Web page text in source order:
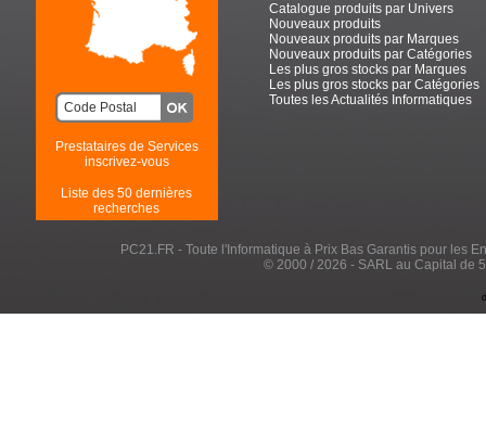
Prestataires de Services
inscrivez-vous
Liste des 50 dernières
recherches
Catalogue produits par Univers
Nouveaux produits
Nouveaux produits par Marques
Nouveaux produits par Catégories
Les plus gros stocks par Marques
Les plus gros stocks par Catégories
Toutes les Actualités Informatiques
PC21.FR - Toute l'Informatique à Prix Bas Garantis pour les
© 2000 / 2026 - SARL au Capital de